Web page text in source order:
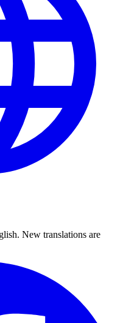
New translations are